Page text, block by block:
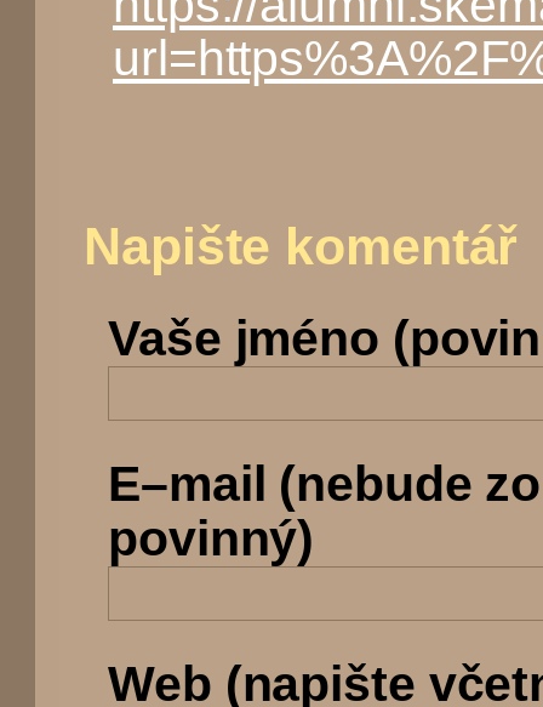
Napište komentář
Vaše jméno
E–mail (nebude
povinný)
Web (napište